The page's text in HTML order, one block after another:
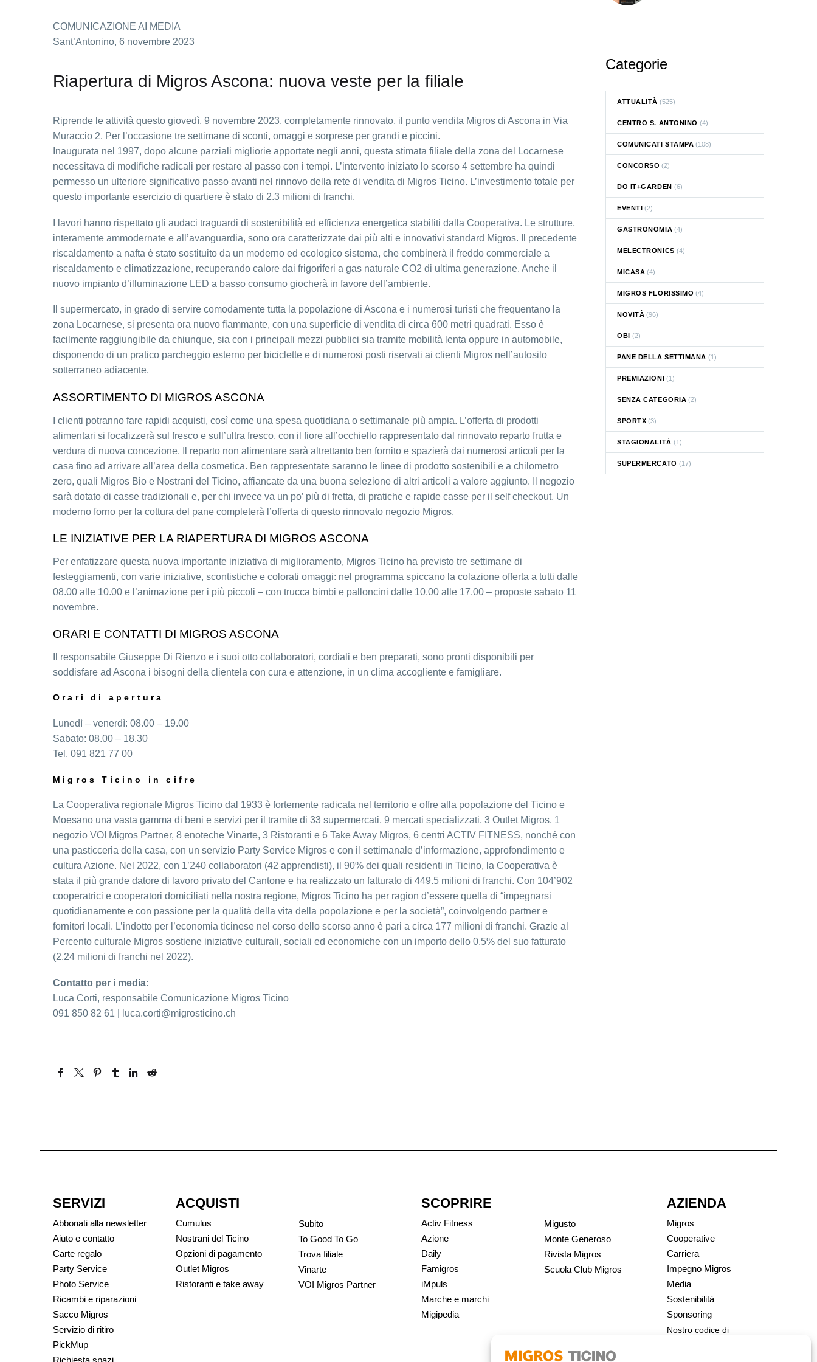
COMUNICAZIONE AI MEDIA
Sant’Antonino, 6 novembre 2023
Riapertura di Migros Ascona: nuova veste per la filiale
Riprende le attività questo giovedì, 9 novembre 2023, completamente rinnovato, il punto vendita Migros di Ascona in Via
Muraccio 2. Per l’occasione tre settimane di sconti, omaggi e sorprese per grandi e piccini.
Inaugurata nel 1997, dopo alcune parziali migliorie apportate negli anni, questa stimata filiale della zona del Locarnese
necessitava di modifiche radicali per restare al passo con i tempi. L’intervento iniziato lo scorso 4 settembre ha quindi
permesso un ulteriore significativo passo avanti nel rinnovo della rete di vendita di Migros Ticino. L’investimento totale per
questo importante esercizio di quartiere è stato di 2.3 milioni di franchi.
I lavori hanno rispettato gli audaci traguardi di sostenibilità ed efficienza energetica stabiliti dalla Cooperativa. Le strutture,
interamente ammodernate e all’avanguardia, sono ora caratterizzate dai più alti e innovativi standard Migros. Il precedente
riscaldamento a nafta è stato sostituito da un moderno ed ecologico sistema, che combinerà il freddo commerciale a
riscaldamento e climatizzazione, recuperando calore dai frigoriferi a gas naturale CO2 di ultima generazione. Anche il
nuovo impianto d’illuminazione LED a basso consumo giocherà in favore dell’ambiente.
Il supermercato, in grado di servire comodamente tutta la popolazione di Ascona e i numerosi turisti che frequentano la
zona Locarnese, si presenta ora nuovo fiammante, con una superficie di vendita di circa 600 metri quadrati. Esso è
facilmente raggiungibile da chiunque, sia con i principali mezzi pubblici sia tramite mobilità lenta oppure in automobile,
disponendo di un pratico parcheggio esterno per biciclette e di numerosi posti riservati ai clienti Migros nell’autosilo
sotterraneo adiacente.
ASSORTIMENTO DI MIGROS ASCONA
I clienti potranno fare rapidi acquisti, così come una spesa quotidiana o settimanale più ampia. L’offerta di prodotti
alimentari si focalizzerà sul fresco e sull’ultra fresco, con il fiore all’occhiello rappresentato dal rinnovato reparto frutta e
verdura di nuova concezione. Il reparto non alimentare sarà altrettanto ben fornito e spazierà dai numerosi articoli per la
casa fino ad arrivare all’area della cosmetica. Ben rappresentate saranno le linee di prodotto sostenibili e a chilometro
zero, quali Migros Bio e Nostrani del Ticino, affiancate da una buona selezione di altri articoli a valore aggiunto. Il negozio
sarà dotato di casse tradizionali e, per chi invece va un po’ più di fretta, di pratiche e rapide casse per il self checkout. Un
moderno forno per la cottura del pane completerà l’offerta di questo rinnovato negozio Migros.
LE INIZIATIVE PER LA RIAPERTURA DI MIGROS ASCONA
Per enfatizzare questa nuova importante iniziativa di miglioramento, Migros Ticino ha previsto tre settimane di
festeggiamenti, con varie iniziative, scontistiche e colorati omaggi: nel programma spiccano la colazione offerta a tutti dalle
08.00 alle 10.00 e l’animazione per i più piccoli – con trucca bimbi e palloncini dalle 10.00 alle 17.00 – proposte sabato 11
novembre.
ORARI E CONTATTI DI MIGROS ASCONA
Il responsabile Giuseppe Di Rienzo e i suoi otto collaboratori, cordiali e ben preparati, sono pronti disponibili per
soddisfare ad Ascona i bisogni della clientela con cura e attenzione, in un clima accogliente e famigliare.
Orari di apertura
Lunedì – venerdì: 08.00 – 19.00
Sabato: 08.00 – 18.30
Tel. 091 821 77 00
Migros Ticino in cifre
La Cooperativa regionale Migros Ticino dal 1933 è fortemente radicata nel territorio e offre alla popolazione del Ticino e
Moesano una vasta gamma di beni e servizi per il tramite di 33 supermercati, 9 mercati specializzati, 3 Outlet Migros, 1
negozio VOI Migros Partner, 8 enoteche Vinarte, 3 Ristoranti e 6 Take Away Migros, 6 centri ACTIV FITNESS, nonché con
una pasticceria della casa, con un servizio Party Service Migros e con il settimanale d’informazione, approfondimento e
cultura Azione. Nel 2022, con 1’240 collaboratori (42 apprendisti), il 90% dei quali residenti in Ticino, la Cooperativa è
stata il più grande datore di lavoro privato del Cantone e ha realizzato un fatturato di 449.5 milioni di franchi. Con 104’902
cooperatrici e cooperatori domiciliati nella nostra regione, Migros Ticino ha per ragion d’essere quella di “impegnarsi
quotidianamente e con passione per la qualità della vita della popolazione e per la società”, coinvolgendo partner e
fornitori locali. L’indotto per l’economia ticinese nel corso dello scorso anno è pari a circa 177 milioni di franchi. Grazie al
Percento culturale Migros sostiene iniziative culturali, sociali ed economiche con un importo dello 0.5% del suo fatturato
(2.24 milioni di franchi nel 2022).
Contatto per i media:
Luca Corti, responsabile Comunicazione Migros Ticino
091 850 82 61 | luca.corti@migrosticino.ch
Categorie
ATTUALITÀ (525)
CENTRO S. ANTONINO (4)
COMUNICATI STAMPA (108)
CONCORSO (2)
DO IT+GARDEN (6)
EVENTI (2)
GASTRONOMIA (4)
MELECTRONICS (4)
MICASA (4)
MIGROS FLORISSIMO (4)
NOVITÀ (96)
OBI (2)
PANE DELLA SETTIMANA (1)
PREMIAZIONI (1)
SENZA CATEGORIA (2)
SPORTX (3)
STAGIONALITÀ (1)
SUPERMERCATO (17)
SERVIZI
Abbonati alla newsletter
Aiuto e contatto
Carte regalo
Party Service
Photo Service
Ricambi e riparazioni
Sacco Migros
Servizio di ritiro
PickMup
ACQUISTI
Cumulus
Nostrani del Ticino
Opzioni di pagamento
Outlet Migros
Ristoranti e take away
Subito
To Good To Go
Trova filiale
Vinarte
VOI Migros Partner
SCOPRIRE
Activ Fitness
Azione
Daily
Famigros
iMpuls
Marche e marchi
Migipedia
Migusto
Monte Generoso
Rivista Migros
Scuola Club Migros
AZIENDA
Migros
Cooperative
Carriera
Impegno Migros
Media
Sostenibilità
Sponsoring
Nostro codice di